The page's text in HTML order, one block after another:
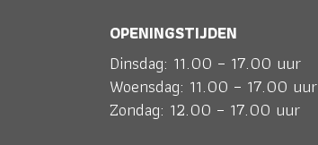
OPENINGSTIJDEN
Dinsdag: 11.00 – 17.00 uur
Woensdag: 11.00 – 17.00 uur
Zondag: 12.00 – 17.00 uur